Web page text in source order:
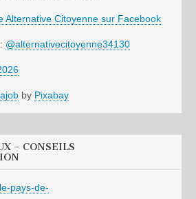
Alternative Citoyenne sur Facebook
: @alternativecitoyenne34130
by Pixabay
– CONSEILS
pays-de-